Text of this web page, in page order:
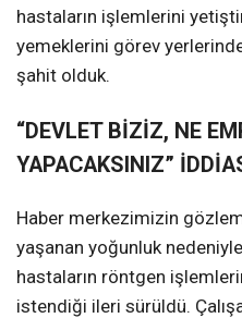
hastaların işlemlerini
yemeklerini görev
şahit olduk.
“DEVLET BİZİZ, NE
YAPACAKSINIZ”
Haber merkezimizin
yaşanan yoğunluk
hastaların röntgen
istendiği ileri sürüldü.